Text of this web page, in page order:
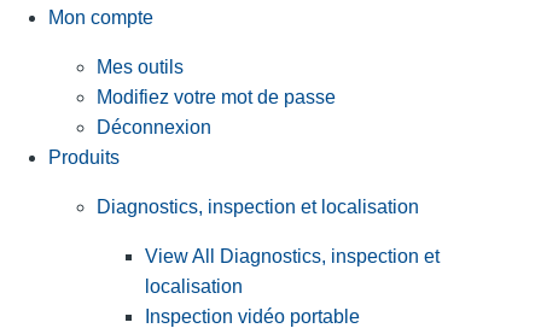
Mon compte
Mes outils
Modifiez votre mot de passe
Déconnexion
Produits
Diagnostics, inspection et localisation
View All Diagnostics, inspection et
localisation
Inspection vidéo portable